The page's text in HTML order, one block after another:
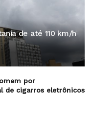
de até 110 km/h
por
de cigarros eletrônicos